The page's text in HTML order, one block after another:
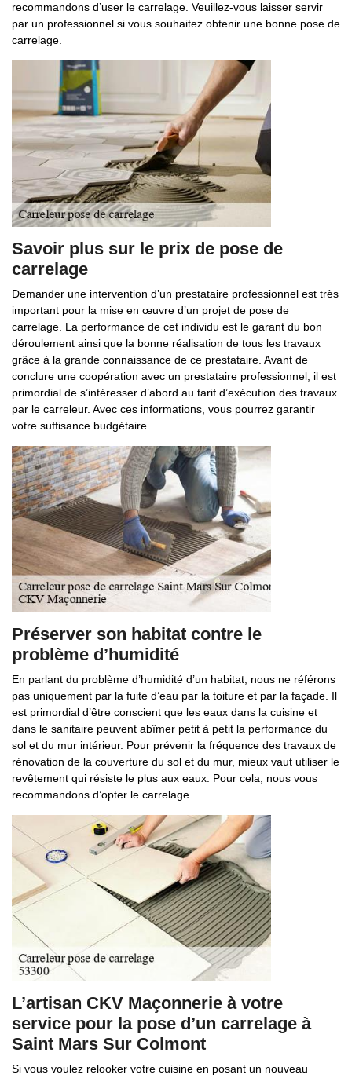
recommandons d’user le carrelage. Veuillez-vous laisser servir
par un professionnel si vous souhaitez obtenir une bonne pose de
carrelage.
Savoir plus sur le prix de pose de
carrelage
Demander une intervention d’un prestataire professionnel est très
important pour la mise en œuvre d’un projet de pose de
carrelage. La performance de cet individu est le garant du bon
déroulement ainsi que la bonne réalisation de tous les travaux
grâce à la grande connaissance de ce prestataire. Avant de
conclure une coopération avec un prestataire professionnel, il est
primordial de s’intéresser d’abord au tarif d’exécution des travaux
par le carreleur. Avec ces informations, vous pourrez garantir
votre suffisance budgétaire.
Préserver son habitat contre le
problème d’humidité
En parlant du problème d’humidité d’un habitat, nous ne référons
pas uniquement par la fuite d’eau par la toiture et par la façade. Il
est primordial d’être conscient que les eaux dans la cuisine et
dans le sanitaire peuvent abîmer petit à petit la performance du
sol et du mur intérieur. Pour prévenir la fréquence des travaux de
rénovation de la couverture du sol et du mur, mieux vaut utiliser le
revêtement qui résiste le plus aux eaux. Pour cela, nous vous
recommandons d’opter le carrelage.
L’artisan CKV Maçonnerie à votre
service pour la pose d’un carrelage à
Saint Mars Sur Colmont
Si vous voulez relooker votre cuisine en posant un nouveau